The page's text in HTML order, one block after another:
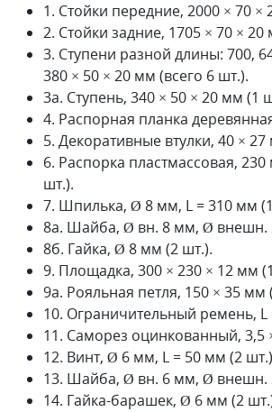
1. Стойки передние, 2000 × 70 ×
2. Стойки задние, 1705 × 70 ×
3. Ступени разной длины: 700,
380 × 50 × 20 мм (всего 6 шт.).
3а. Ступень, 340 × 50 × 20 мм (1
4. Распорная планка
5. Декоративные втулки, 40 ×
6. Распорка пластмассовая,
шт.).
7. Шпилька, Ø 8 мм, L = 310 мм
8а. Шайба, Ø вн. 8 мм, Ø внешн.
8б. Гайка, Ø 8 мм (2 шт.).
9. Площадка, 300 × 230 × 12 мм
9а. Рояльная петля, 150 × 35 мм
10. Ограничительный ремень,
11. Саморез оцинкованный, 3,5
12. Винт, Ø 6 мм, L = 50 мм (2
13. Шайба, Ø вн. 6 мм, Ø внешн.
14. Гайка-барашек, Ø 6 мм (2